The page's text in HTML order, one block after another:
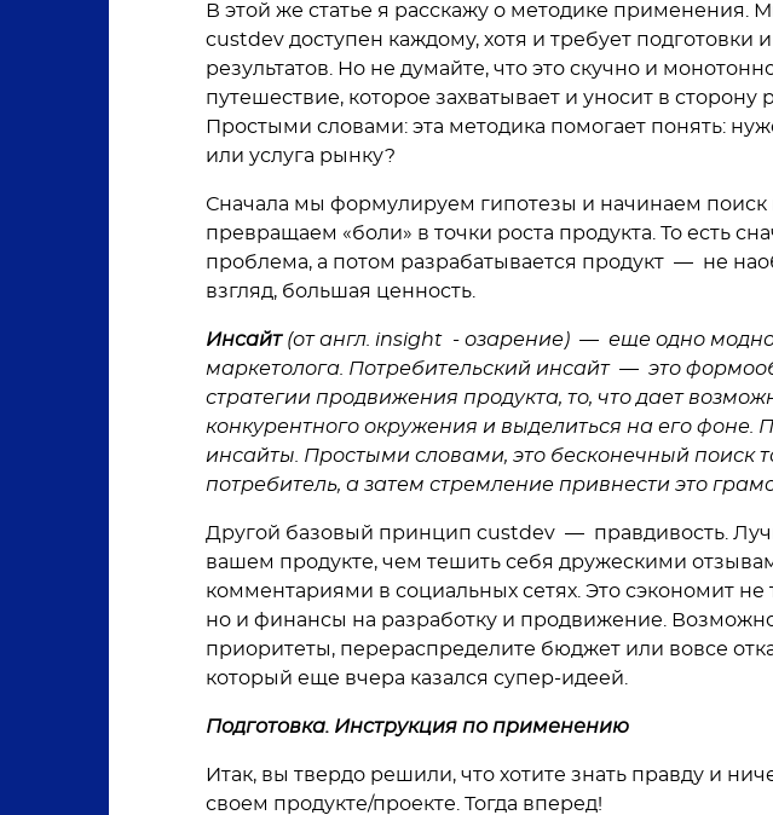
В этой же статье я расскажу о методике применения.
custdev доступен каждому, хотя и требует подготовки
результатов. Но не думайте, что это скучно и
путешествие, которое захватывает и уносит в
Простыми словами: эта методика помогает понять:
или услуга рынку?
Сначала мы формулируем гипотезы и начинаем поиск
превращаем «боли» в точки роста продукта. То есть
проблема, а потом разрабатывается продукт — не
взгляд, большая ценность.
Инсайт (от англ. insight - озарение) — еще одно
маркетолога. Потребительский инсайт — это
стратегии продвижения продукта, то, что дает
конкурентного окружения и выделиться на его фоне.
инсайты. Простыми словами, это бесконечный поиск
потребитель, а затем стремление привнести это
Другой базовый принцип custdev — правдивость.
вашем продукте, чем тешить себя дружескими
комментариями в социальных сетях. Это сэкономит не
но и финансы на разработку и продвижение.
приоритеты, перераспределите бюджет или вовсе
который еще вчера казался супер-идеей.
Подготовка. Инструкция по применению
Итак, вы твердо решили, что хотите знать правду и
своем продукте/проекте. Тогда вперед!